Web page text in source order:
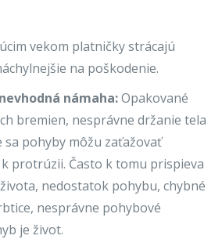
vekom platničky strácajú
na poškodenie.
námaha:Opakované
bremien, nesprávne držanie tela
sa pohyby môžu zaťažovať
protrúzii. Často k tomu prispieva
nedostatok pohybu, chybné
nesprávne pohybové
je život.